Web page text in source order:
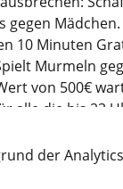
gegen Mädchen.
10 Minuten
Murmeln
von 500€
alle die bis 23
der